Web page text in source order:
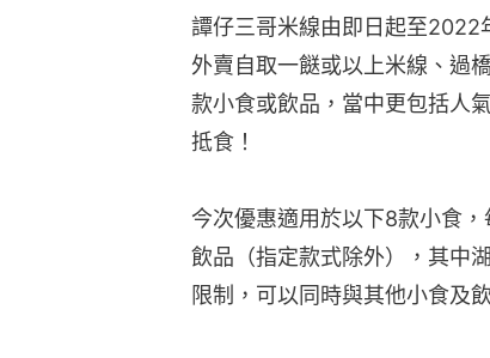
譚仔三哥米線由即日起至
外賣自取一餸或以上米線、過
款小食或飲品，當中更包括人
抵食！
今次優惠適用於以下8款小食
飲品（指定款式除外），其中
限制，可以同時與其他小食及